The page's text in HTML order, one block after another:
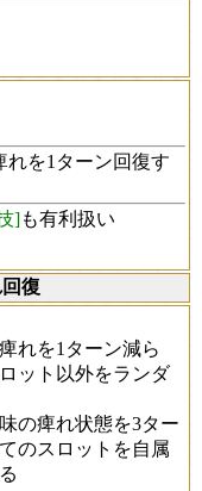
れを1ターン回復す
]も有利扱い
復
痺れを1ターン減ら
ット以外をランダ
味の痺れ状態を3ター
のスロットを自属